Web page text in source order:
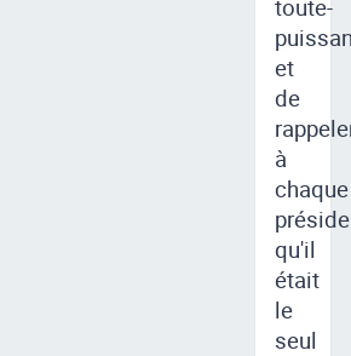
toute-
et
de
à
chaque
qu'il
était
le
seul